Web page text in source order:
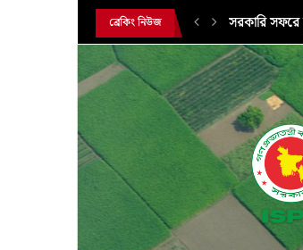
ব্রেকিং নিউজ সরকারি সফরে